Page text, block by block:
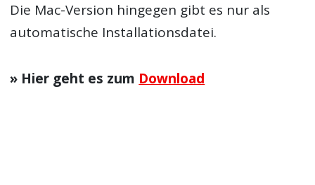
Die Mac-Version hingegen gibt es nur als
automatische Installationsdatei.
» Hier geht es zum Download